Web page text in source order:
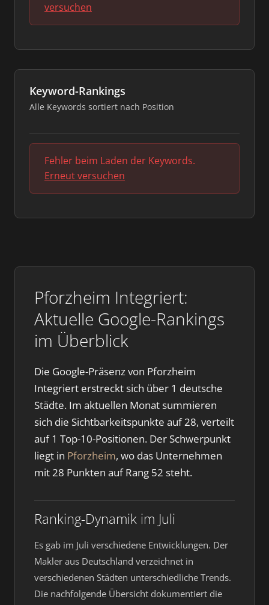
Pforzheim Integriert:
Aktuelle Google-Rankings
im Überblick
Die Google-Präsenz von Pforzheim
Integriert erstreckt sich über 1 deutsche
Städte. Im aktuellen Monat summieren
sich die Sichtbarkeitspunkte auf 28, verteilt
auf 1 Top-10-Positionen. Der Schwerpunkt
liegt in Pforzheim, wo das Unternehmen
mit 28 Punkten auf Rang 52 steht.
Ranking-Dynamik im Juli
Es gab im Juli verschiedene Entwicklungen. Der
Makler aus Deutschland verzeichnet in
verschiedenen Städten unterschiedliche Trends.
Die nachfolgende Übersicht dokumentiert die
versuchen
Keyword-Rankings
Alle Keywords sortiert nach Position
Fehler beim Laden der Keywords.
Erneut versuchen